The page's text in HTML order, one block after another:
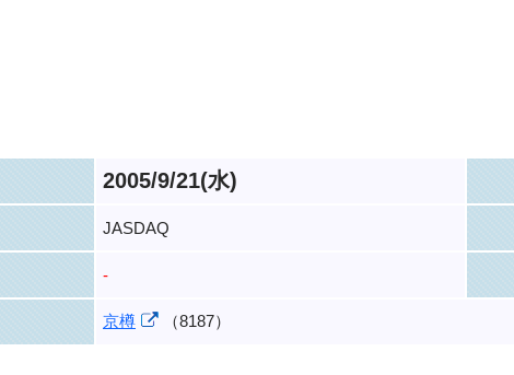
2005/9/21(水)
JASDAQ
-
京樽 （8187）